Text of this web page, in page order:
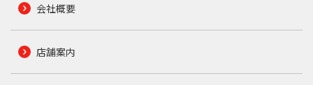
会社概要
店舗案内